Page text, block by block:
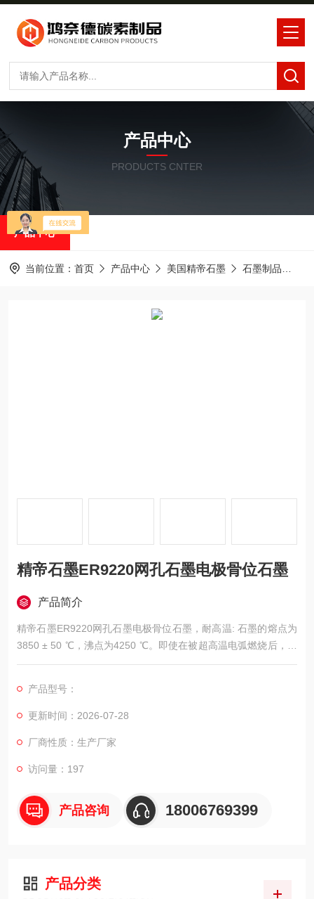
产品中心
PRODUCTS CNTER
产品中心
当前位置： 首页 产品中心 美国精帝石墨 石墨制品
精帝石墨ER9220网孔石墨电极骨位石墨
产品简介
精帝石墨ER9220网孔石墨电极骨位石墨，耐高温: 石墨的熔点为
3850 ± 50 ℃，沸点为4250 ℃。即使在被超高温电弧燃烧后，重
量损失也很小，热膨胀系数也很小。石墨的强度随温度的升高而
产品型号：
更新时间：2026-07-28
厂商性质：生产厂家
访问量：197
产品咨询 18006769399
产品分类